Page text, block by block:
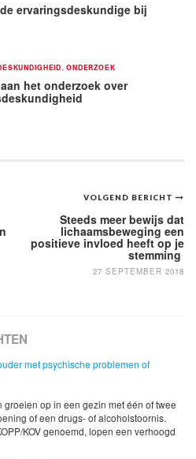
ervaringsdeskundige bij
ONDERZOEK
het onderzoek over
VOLGEND BERICHT
Steeds meer bewijs dat
lichaamsbeweging een
positieve invloed heeft op je
stemming
27 SEPTEMBER 2018
met psychische problemen of
op in een gezin met één of twee
of een drugs- of alcoholstoornis.
KOV genoemd, lopen een verhoogd